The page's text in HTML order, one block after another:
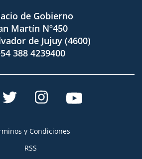
de Gobierno
Martín Nº450
de Jujuy (4600)
388 4239400
y Condiciones
RSS